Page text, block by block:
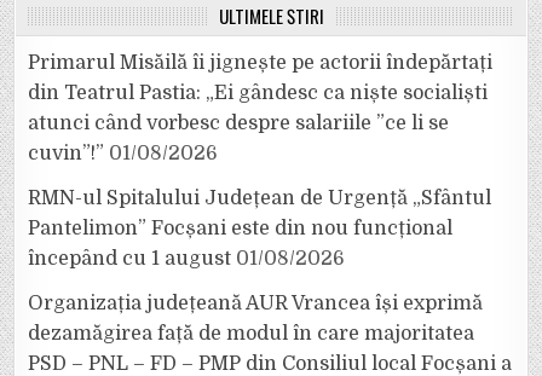
ULTIMELE ȘTIRI
Primarul Misăilă îi jignește pe actorii îndepărtați
din Teatrul Pastia: „Ei gândesc ca niște socialiști
atunci când vorbesc despre salariile ”ce li se
cuvin”!” 01/08/2026
RMN-ul Spitalului Județean de Urgență „Sfântul
Pantelimon” Focșani este din nou funcțional
începând cu 1 august 01/08/2026
Organizația județeană AUR Vrancea își exprimă
dezamăgirea față de modul în care majoritatea
PSD – PNL – FD – PMP din Consiliul local Focșani a